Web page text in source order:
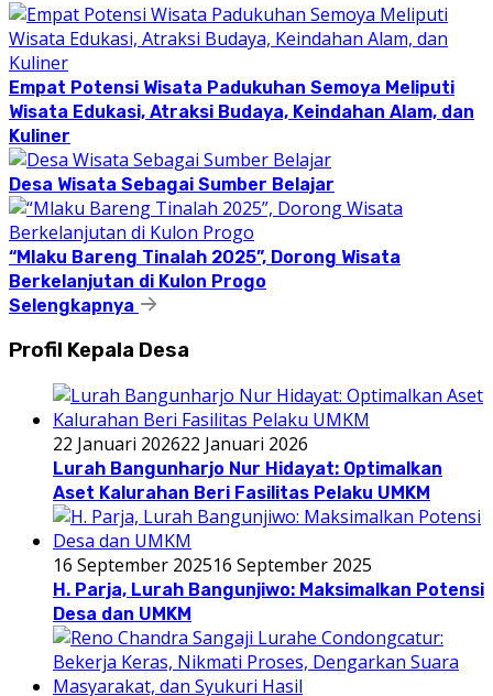
Empat Potensi Wisata Padukuhan Semoya Meliputi
Wisata Edukasi, Atraksi Budaya, Keindahan Alam, dan
Kuliner
Desa Wisata Sebagai Sumber Belajar
“Mlaku Bareng Tinalah 2025”, Dorong Wisata
Berkelanjutan di Kulon Progo
Selengkapnya
Profil Kepala Desa
22 Januari 202622 Januari 2026
Lurah Bangunharjo Nur Hidayat: Optimalkan
Aset Kalurahan Beri Fasilitas Pelaku UMKM
16 September 202516 September 2025
H. Parja, Lurah Bangunjiwo: Maksimalkan Potensi
Desa dan UMKM